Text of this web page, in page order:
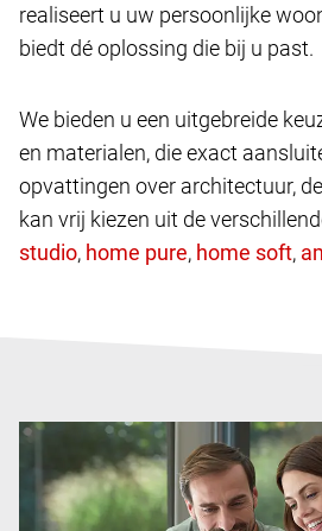
realiseert u uw persoonlijke
biedt dé oplossing die bij u past.
We bieden u een uitgebreide
en materialen, die exact
opvattingen over architectuur,
kan vrij kiezen uit de
,
, ,